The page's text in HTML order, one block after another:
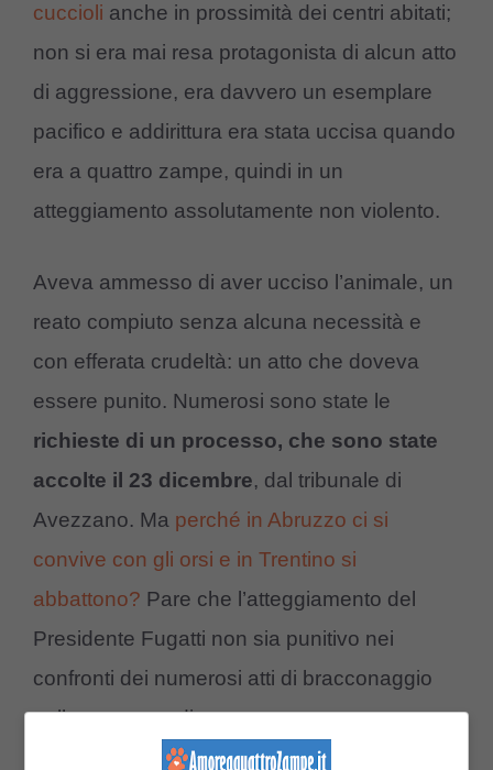
cuccioli anche in prossimità dei centri abitati;
non si era mai resa protagonista di alcun atto
di aggressione, era davvero un esemplare
pacifico e addirittura era stata uccisa quando
era a quattro zampe, quindi in un
atteggiamento assolutamente non violento.
Aveva ammesso di aver ucciso l’animale, un
reato compiuto senza alcuna necessità e
con efferata crudeltà: un atto che doveva
essere punito. Numerosi sono state le
richieste di un processo, che sono state
accolte il 23 dicembre, dal tribunale di
Avezzano. Ma perché in Abruzzo ci si
convive con gli orsi e in Trentino si
abbattono? Pare che l’atteggiamento del
Presidente Fugatti non sia punitivo nei
confronti dei numerosi atti di bracconaggio
nella sua zona di competenza.